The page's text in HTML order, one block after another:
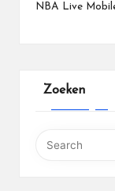
NBA Live
Zoeken